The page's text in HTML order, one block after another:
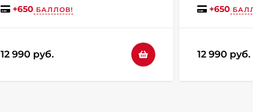
+650 БАЛЛОВ!
12 990 руб.
+650
12 990 руб.